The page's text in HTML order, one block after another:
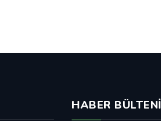
HABER BÜLTENI